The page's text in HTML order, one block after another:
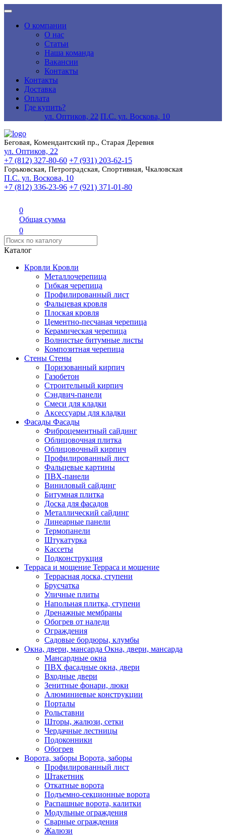
О компании
О нас
Статьи
Наша команда
Вакансии
Контакты
Контакты
Доставка
Оплата
Где купить?
ул. Оптиков, 22 П.С. ул. Воскова, 10
Беговая, Комендантский пр., Старая Деревня
ул. Оптиков, 22
+7 (812) 327-80-60 +7 (931) 203-62-15
Горьковская, Петроградская, Спортивная, Чкаловская
П.С. ул. Воскова, 10
+7 (812) 336-23-96 +7 (921) 371-01-80
0
Общая сумма
0
Каталог
Кровли Кровли
Металлочерепица
Гибкая черепица
Профилированный лист
Фальцевая кровля
Плоская кровля
Цементно-песчаная черепица
Керамическая черепица
Волнистые битумные листы
Композитная черепица
Стены Стены
Поризованный кирпич
Газобетон
Строительный кирпич
Сэндвич-панели
Смеси для кладки
Аксессуары для кладки
Фасады Фасады
Фиброцементный сайдинг
Облицовочная плитка
Облицовочный кирпич
Профилированный лист
Фальцевые картины
ПВХ-панели
Виниловый сайдинг
Битумная плитка
Доска для фасадов
Металлический сайдинг
Линеарные панели
Термопанели
Штукатурка
Кассеты
Подконструкция
Терраса и мощение Терраса и мощение
Террасная доска, ступени
Брусчатка
Уличные плиты
Напольная плитка, ступени
Дренажные мембраны
Обогрев от наледи
Ограждения
Садовые бордюры, клумбы
Окна, двери, мансарда Окна, двери, мансарда
Мансардные окна
ПВХ фасадные окна, двери
Входные двери
Зенитные фонари, люки
Алюминиевые конструкции
Порталы
Рольставни
Шторы, жалюзи, сетки
Чердачные лестницы
Подоконники
Обогрев
Ворота, заборы Ворота, заборы
Профилированный лист
Штакетник
Откатные ворота
Подъемно-секционные ворота
Распашные ворота, калитки
Модульные ограждения
Сварные ограждения
Жалюзи